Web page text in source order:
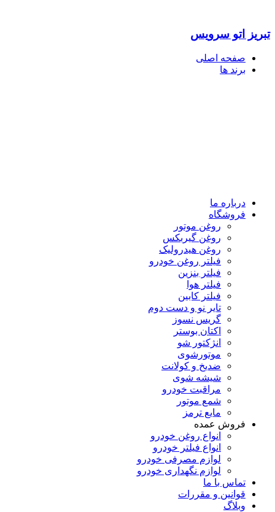
تبریز اتو سرویس
صفحه اصلی
برند ها
درباره ما
فروشگاه
روغن موتور
روغن گیربکس
روغن هیدرولیک
فیلتر روغن خودرو
فیلتر بنزین
فیلتر هوا
فیلتر کابین
تایر نو و دست دوم
گریس نسوز
اکتان بوستر
انژکتور شو
موتورشوی
ضدیخ و کولانت
شیشه شوی
مراقبت خودرو
شمع موتور
مایع ترمز
فروش عمده
انواع روغن خودرو
انواع فیلتر خودرو
لوازم مصرفی خودرو
لوازم نگهداری خودرو
تماس با ما
قوانین و مقررات
وبلاگ